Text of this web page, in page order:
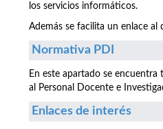
los servicios informáticos.
Además se facilita un enlace al
Normativa PDI
En este apartado se
al Personal Docente e
Enlaces de interés